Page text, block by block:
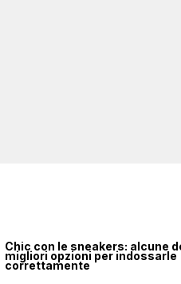
Chic con le sneakers: alcune
migliori opzioni per indossarle
correttamente